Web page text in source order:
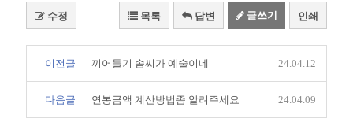
수정 목록 답변 글쓰기 인쇄
이전글 끼어들기 솜씨가 예술이네 24.04.12
다음글 연봉금액 계산방법좀 알려주세요 24.04.09